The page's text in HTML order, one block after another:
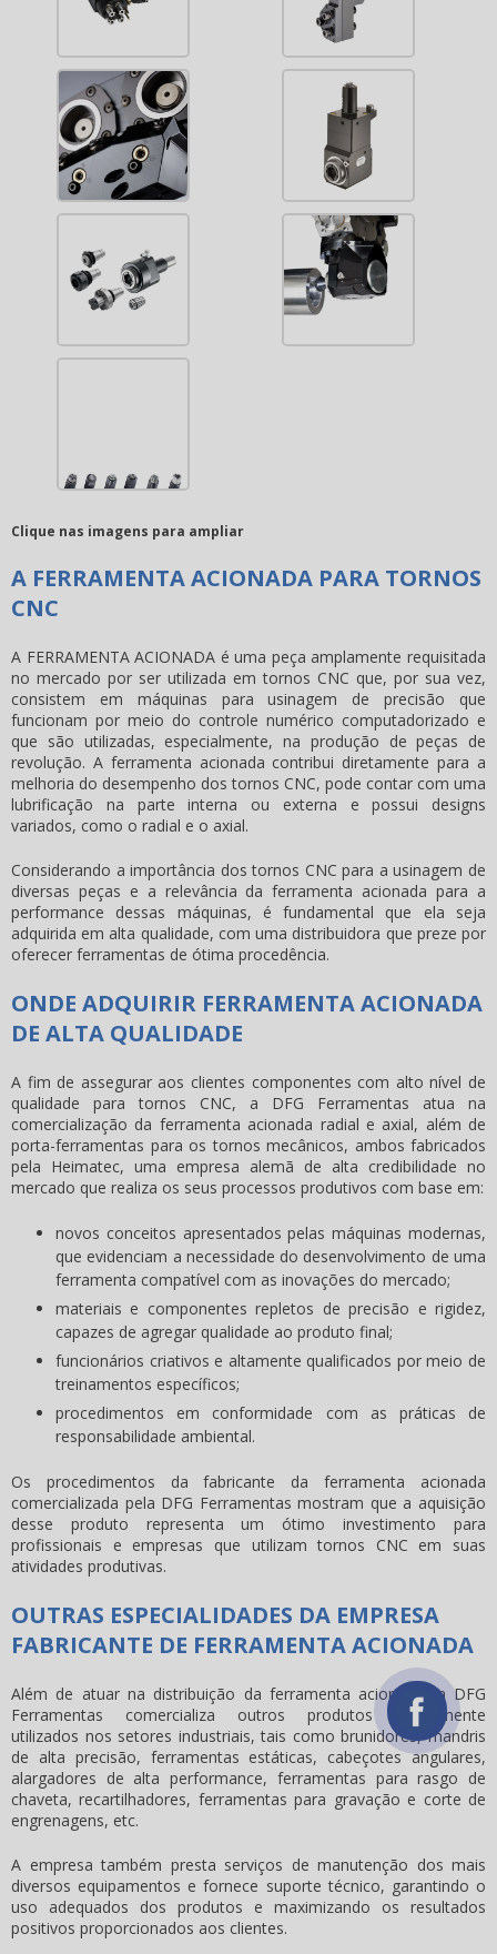
Clique nas imagens para ampliar
A FERRAMENTA ACIONADA PARA TORNOS
CNC
A FERRAMENTA ACIONADA é uma peça amplamente requisitada
no mercado por ser utilizada em tornos CNC que, por sua vez,
consistem em máquinas para usinagem de precisão que
funcionam por meio do controle numérico computadorizado e
que são utilizadas, especialmente, na produção de peças de
revolução. A ferramenta acionada contribui diretamente para a
melhoria do desempenho dos tornos CNC, pode contar com uma
lubrificação na parte interna ou externa e possui designs
variados, como o radial e o axial.
Considerando a importância dos tornos CNC para a usinagem de
diversas peças e a relevância daferramenta acionada para a
performance dessas máquinas, é fundamental que ela seja
adquirida em alta qualidade, com uma distribuidora que preze por
oferecer ferramentas de ótima procedência.
ONDE ADQUIRIR FERRAMENTA ACIONADA
DE ALTA QUALIDADE
A fim de assegurar aos clientes componentes com alto nível de
qualidade para tornos CNC, a DFG Ferramentas atua na
comercialização da ferramenta acionada radial e axial, além de
porta-ferramentas para os tornos mecânicos, ambos fabricados
pela Heimatec, uma empresa alemã de alta credibilidade no
mercado que realiza os seus processos produtivos com base em:
novos conceitos apresentados pelas máquinas modernas,
que evidenciam a necessidade do desenvolvimento de uma
ferramenta compatível com as inovações do mercado;
materiais e componentes repletos de precisão e rigidez,
capazes de agregar qualidade ao produto final;
funcionários criativos e altamente qualificados por meio de
treinamentos específicos;
procedimentos em conformidade com as práticas de
responsabilidade ambiental.
Os procedimentos da fabricante daferramenta acionada
comercializada pela DFG Ferramentas mostram que a aquisição
desse produto representa um ótimo investimento para
profissionais e empresas que utilizam tornos CNC em suas
atividades produtivas.
OUTRAS ESPECIALIDADES DA EMPRESA
FABRICANTE DE FERRAMENTA ACIONADA
Além de atuar na distribuição da ferramenta acionada , a DFG
Ferramentas comercializa outros produtos amplamente
utilizados nos setores industriais, tais como brunidores, mandris
de alta precisão, ferramentas estáticas, cabeçotes angulares,
alargadores de alta performance, ferramentas para rasgo de
chaveta, recartilhadores, ferramentas para gravação e corte de
engrenagens, etc.
A empresa também presta serviços de manutenção dos mais
diversos equipamentos e fornece suporte técnico, garantindo o
uso adequados dos produtos e maximizando os resultados
positivos proporcionados aos clientes.